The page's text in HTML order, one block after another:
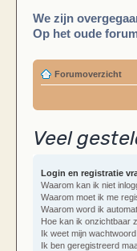
We zijn
Op het oude
Forumoverzicht
Veel
Login en registratie
Waarom kan ik niet
Waarom moet ik me
Waarom word ik
Hoe kan ik onzichtbaar
Ik weet mijn
Ik ben geregistreerd